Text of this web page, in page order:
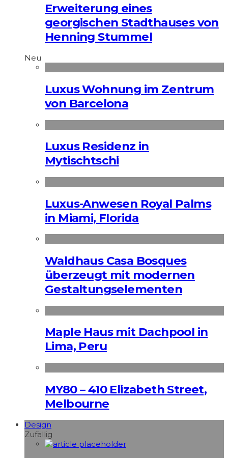
Erweiterung eines
georgischen Stadthauses von
Henning Stummel
Neu
Luxus Wohnung im Zentrum
von Barcelona
Luxus Residenz in
Mytischtschi
Luxus-Anwesen Royal Palms
in Miami, Florida
Waldhaus Casa Bosques
überzeugt mit modernen
Gestaltungselementen
Maple Haus mit Dachpool in
Lima, Peru
MY80 – 410 Elizabeth Street,
Melbourne
Design
Zufällig